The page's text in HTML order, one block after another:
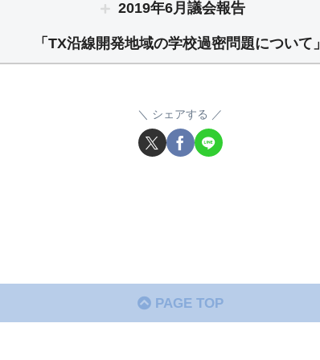
2019年6月議会報告
「TX沿線開発地域の学校過密問題について」
シェアする
PAGE TOP